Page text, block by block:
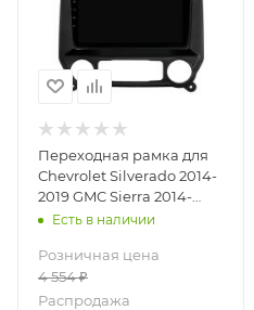
Переходная рамка для
Chevrolet Silverado 2014-
2019 GMC Sierra 2014-
2019 LeTrun 4584 под
дюймов
Есть в наличии
Розничная цена
4 554₽
Распродажа